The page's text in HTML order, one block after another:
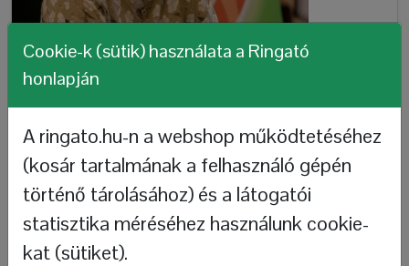
KÖSZÖNTELEK AZ ÚJ HONLAPOMON!
Gállné Gróh Ili
2022-06-21
Szeretettel köszöntök minden Olvasót! Igazi meglepetés
volt számomra, mert ez a honlap egy ajándék a fiamtól. Ő
Cookie-k (sütik) használata a Ringató
honlapján
A ringato.hu-n a webshop működtetéséhez
(kosár tartalmának a felhasználó gépén
történő tárolásához) és a látogatói
statisztika méréséhez használunk cookie-
kat (sütiket).